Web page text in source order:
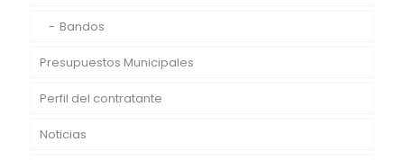
Bandos
Presupuestos Municipales
Perfil del contratante
Noticias